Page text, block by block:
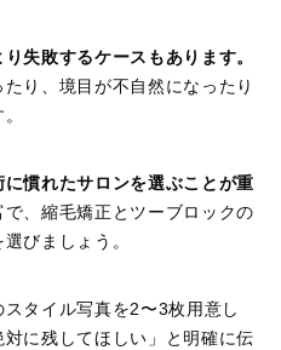
失敗するケースもあります。
り、境目が不自然になったり
に慣れたサロンを選ぶことが重
、縮毛矯正とツーブロックの
びましょう。
タイル写真を2〜3枚用意し
に残してほしい」と明確に伝